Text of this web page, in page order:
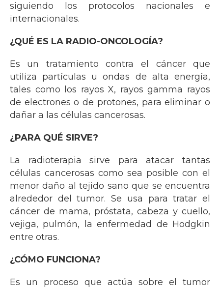
siguiendo los protocolos nacionales e
internacionales.
¿QUÉ ES LA RADIO-ONCOLOGÍA?
Es un tratamiento contra el cáncer que
utiliza partículas u ondas de alta energía,
tales como los rayos X, rayos gamma rayos
de electrones o de protones, para eliminar o
dañar a las células cancerosas.
¿PARA QUÉ SIRVE?
La radioterapia sirve para atacar tantas
células cancerosas como sea posible con el
menor daño al tejido sano que se encuentra
alrededor del tumor. Se usa para tratar el
cáncer de mama, próstata, cabeza y cuello,
vejiga, pulmón, la enfermedad de Hodgkin
entre otras.
¿CÓMO FUNCIONA?
Es un proceso que actúa sobre el tumor